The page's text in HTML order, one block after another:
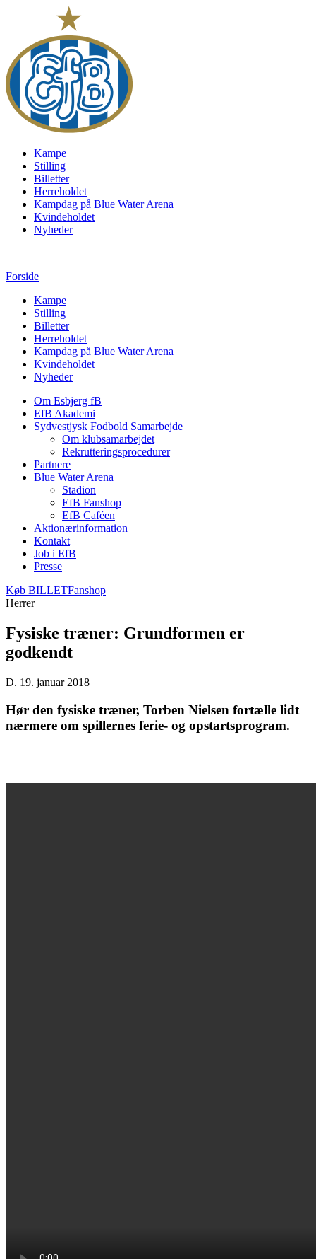
Kampe
Stilling
Billetter
Herreholdet
Kampdag på Blue Water Arena
Kvindeholdet
Nyheder
Forside
Kampe
Stilling
Billetter
Herreholdet
Kampdag på Blue Water Arena
Kvindeholdet
Nyheder
Om Esbjerg fB
EfB Akademi
Sydvestjysk Fodbold Samarbejde
Om klubsamarbejdet
Rekrutteringsprocedurer
Partnere
Blue Water Arena
Stadion
EfB Fanshop
EfB Caféen
Aktionærinformation
Kontakt
Job i EfB
Presse
Køb BILLETFanshop
Herrer
Fysiske træner: Grundformen er
godkendt
D. 19. januar 2018
Hør den fysiske træner, Torben Nielsen fortælle lidt
nærmere om spillernes ferie- og opstartsprogram.